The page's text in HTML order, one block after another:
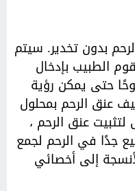
بدون تخدير. سيتم
الطبيب بإدخال
حتى يمكن رؤية
عنق الرحم بمحلول
عنق الرحم ،
جدًا في الرحم لجمع
إلى أخصائي